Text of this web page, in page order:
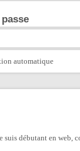
automatique
débutant en web,